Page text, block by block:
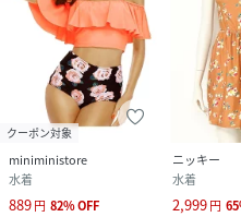
クーポン対象
miniministore
水着
889円 82%OFF
ニッキー
水着
2,999円 65